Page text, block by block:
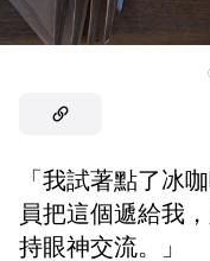
「我試著點了冰
員把這個遞給我
持眼神交流。」